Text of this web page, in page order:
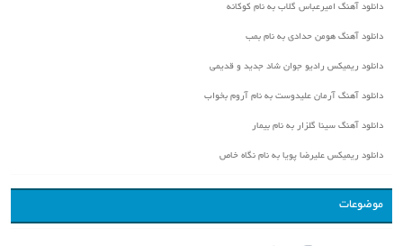
دانلود آهنگ امیرعباس گلاب به نام کوکانه
دانلود آهنگ هومن حدادی به نام بمب
دانلود ریمیکس رادیو جوان شاد جدید و قدیمی
دانلود آهنگ آرمان علیدوست به نام آروم بخواب
دانلود آهنگ سینا گلزار به نام بیمار
دانلود ریمیکس علیرضا پویا به نام نگاه خاص
موضوعات